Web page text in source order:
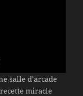
salle d’arcade
miracle